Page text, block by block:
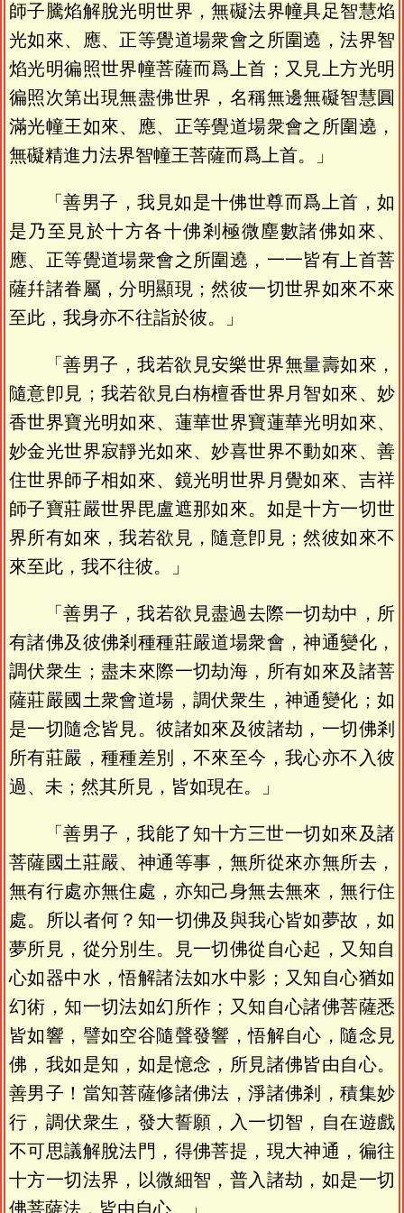
師子騰焰解脫光明世界，無礙法界幢具足智慧焰
光如來、應、正等覺道場衆會之所圍遶，法界智
焰光明徧照世界幢菩薩而爲上首；又見上方光明
徧照次第出現無盡佛世界，名稱無邊無礙智慧圓
滿光幢王如來、應、正等覺道場衆會之所圍遶，
無礙精進力法界智幢王菩薩而爲上首。」
「善男子，我見如是十佛世尊而爲上首，如
是乃至見於十方各十佛剎極微塵數諸佛如來、
應、正等覺道場衆會之所圍遶，一一皆有上首菩
薩幷諸眷屬，分明顯現；然彼一切世界如來不來
至此，我身亦不往詣於彼。」
「善男子，我若欲見安樂世界無量壽如來，
隨意卽見；我若欲見白栴檀香世界月智如來、妙
香世界寶光明如來、蓮華世界寶蓮華光明如來、
妙金光世界寂靜光如來、妙喜世界不動如來、善
住世界師子相如來、鏡光明世界月覺如來、吉祥
師子寶莊嚴世界毘盧遮那如來。如是十方一切世
界所有如來，我若欲見，隨意卽見；然彼如來不
來至此，我不往彼。」
「善男子，我若欲見盡過去際一切劫中，所
有諸佛及彼佛剎種種莊嚴道場衆會，神通變化，
調伏衆生；盡未來際一切劫海，所有如來及諸菩
薩莊嚴國土衆會道場，調伏衆生，神通變化；如
是一切隨念皆見。彼諸如來及彼諸劫，一切佛剎
所有莊嚴，種種差別，不來至今，我心亦不入彼
過、未；然其所見，皆如現在。」
「善男子，我能了知十方三世一切如來及諸
菩薩國土莊嚴、神通等事，無所從來亦無所去，
無有行處亦無住處，亦知己身無去無來，無行住
處。所以者何？知一切佛及與我心皆如夢故，如
夢所見，從分別生。見一切佛從自心起，又知自
心如器中水，悟解諸法如水中影；又知自心猶如
幻術，知一切法如幻所作；又知自心諸佛菩薩悉
皆如響，譬如空谷隨聲發響，悟解自心，隨念見
佛，我如是知，如是憶念，所見諸佛皆由自心。
善男子！當知菩薩修諸佛法，淨諸佛剎，積集妙
行，調伏衆生，發大誓願，入一切智，自在遊戲
不可思議解脫法門，得佛菩提，現大神通，徧往
十方一切法界，以微細智，普入諸劫，如是一切
佛菩薩法，皆由自心。」